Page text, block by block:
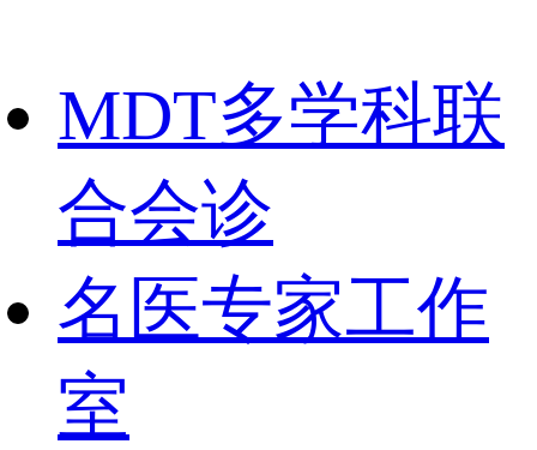
MDT多学科联
合会诊
名医专家工作
室